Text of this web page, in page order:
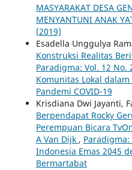
MASYARAKAT DESA
MENYANTUNI ANAK
(2019)
Esadella Unggulya
Konstruksi Realitas
Paradigma: Vol. 12 No.
Komunitas Lokal
Pandemi COVID-19
Krisdiana Dwi Jayanti,
Berpendapat Rocky
Perempuan Bicara
A Van Dijk ,
Indonesia Emas 2045
Bermartabat